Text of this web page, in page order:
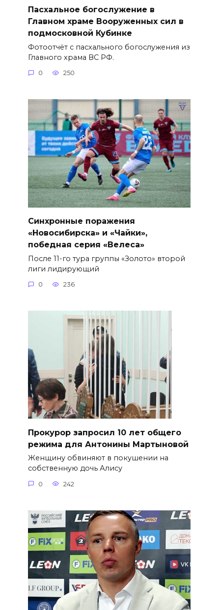
Пасхальное богослужение в
Главном храме Вооруженных сил в
подмосковной Кубинке
Фотоотчёт с пасхального богослужения из
Главного храма ВС РФ.
0 250
Синхронные поражения
«Новосибирска» и «Чайки»,
победная серия «Велеса»
После 11-го тура группы «Золото» второй
лиги лидирующий
0 236
​Прокурор запросил 10 лет общего
режима для Антонины Мартыновой
Женщину обвиняют в покушении на
собственную дочь Алису
0 242